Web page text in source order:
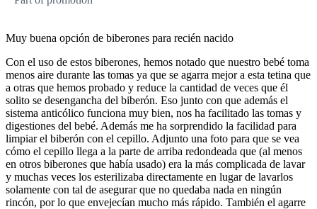
Muy buena opción de biberones para recién nacido
Con el uso de estos biberones, hemos notado que nuestro bebé toma
menos aire durante las tomas ya que se agarra mejor a esta tetina que
a otras que hemos probado y reduce la cantidad de veces que él
solito se desengancha del biberón. Eso junto con que además el
sistema anticólico funciona muy bien, nos ha facilitado las tomas y
digestiones del bebé. Además me ha sorprendido la facilidad para
limpiar el biberón con el cepillo. Adjunto una foto para que se vea
cómo el cepillo llega a la parte de arriba redondeada que (al menos
en otros biberones que había usado) era la más complicada de lavar
y muchas veces los esterilizaba directamente en lugar de lavarlos
solamente con tal de asegurar que no quedaba nada en ningún
rincón, por lo que envejecían mucho más rápido. También el agarre